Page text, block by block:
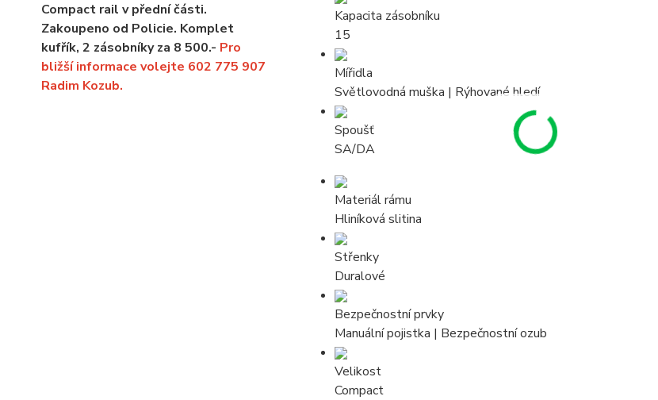
Compact rail v přední části.
Zakoupeno od Policie. Komplet
kufřík, 2 zásobníky za 8 500.- Pro
bližší informace volejte 602 775 907
Radim Kozub.
Kapacita zásobníku
15
Mířidla
Světlovodná muška | Rýhované hledí
Spoušť
SA/DA
Materiál rámu
Hliníková slitina
Střenky
Duralové
Bezpečnostní prvky
Manuální pojistka | Bezpečnostní ozub
Velikost
Compact